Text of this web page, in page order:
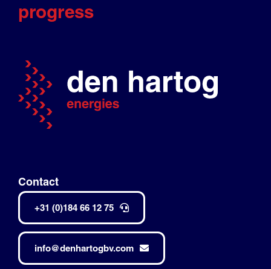
progress
Contact
+31 (0)184 66 12 75
info@denhartogbv.com